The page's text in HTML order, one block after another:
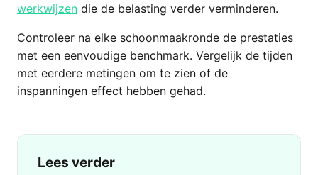
werkwijzen die de belasting verder verminderen.
Controleer na elke schoonmaakronde de prestaties
met een eenvoudige benchmark. Vergelijk de tijden
met eerdere metingen om te zien of de
inspanningen effect hebben gehad.
Lees verder